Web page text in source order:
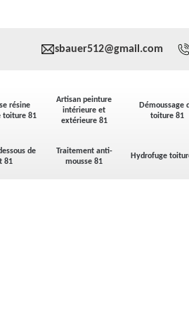
résine
toiture 81
Artisan peinture
intérieure et
extérieure 81
Démoussage
toiture 81
de
81
Traitement anti-
mousse 81
Hydrofuge
sbauer512@gmail.com